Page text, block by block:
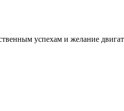
успехам и желание